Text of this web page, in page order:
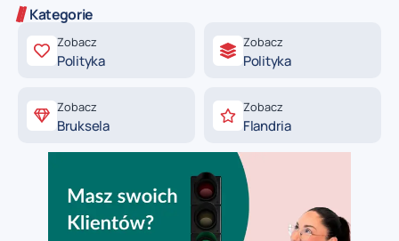
Kategorie
Zobacz
Polityka
Zobacz
Polityka
Zobacz
Bruksela
Zobacz
Flandria